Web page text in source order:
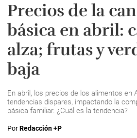
Precios de la
básica en abril:
alza; frutas y
baja
En abril, los precios de los alimentos en
tendencias dispares, impactando la
básica familiar. ¿Cuál es la tendencia?
PorRedacción +P